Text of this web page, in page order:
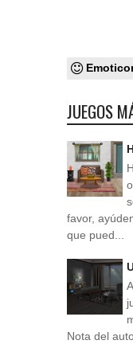
JUEGOS
favor,
que pued...
Nota del